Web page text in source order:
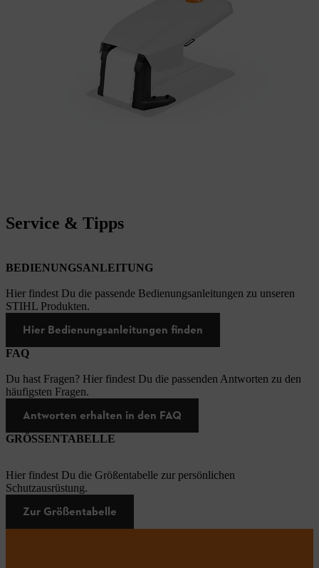
Service & Tipps
BEDIENUNGSANLEITUNG
Hier findest Du die passende Bedienungsanleitungen zu unseren
STIHL Produkten.
Hier Bedienungsanleitungen finden
FAQ
Du hast Fragen? Hier findest Du die passenden Antworten zu den
häufigsten Fragen.
Antworten erhalten in den FAQ
GRÖSSENTABELLE
Hier findest Du die Größentabelle zur persönlichen
Schutzausrüstung.
Zur Größentabelle